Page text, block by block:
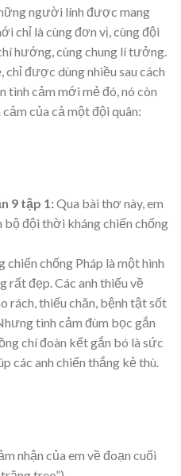
người lính được mang
chỉ là cùng đơn vị, cùng đội
hướng, cùng chung lí tưởng.
được dùng nhiều sau cách
tình cảm mới mẻ đó, nó còn
của cả một đội quân:
9 tập 1:Qua bài thơ này, em
bộ đội thời kháng chiến chống
chiến chống Pháp là một hình
rất đẹp. Các anh thiếu về
rách, thiếu chăn, bệnh tật sốt
tình cảm đùm bọc gắn
chí đoàn kết gắn bó là sức
các anh chiến thắng kẻ thù.
nhận của em về đoạn cuối